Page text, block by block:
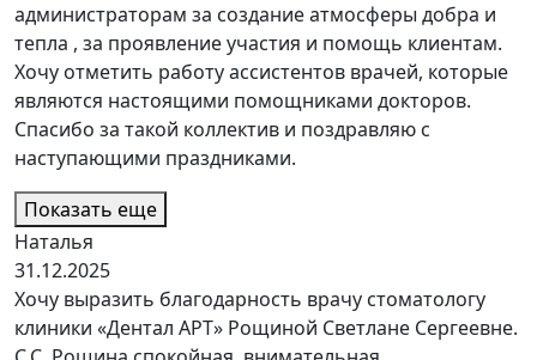
администраторам за создание атмосферы добра и
тепла , за проявление участия и помощь клиентам.
Хочу отметить работу ассистентов врачей, которые
являются настоящими помощниками докторов.
Спасибо за такой коллектив и поздравляю с
наступающими праздниками.
Показать еще
Наталья
31.12.2025
Хочу выразить благодарность врачу стоматологу
клиники «Дентал АРТ» Рощиной Светлане Сергеевне.